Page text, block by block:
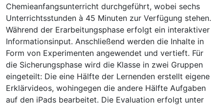
Chemieanfangsunterricht durchgeführt, wobei sechs
Unterrichtsstunden à 45 Minuten zur Verfügung stehen.
Während der Erarbeitungsphase erfolgt ein interaktiver
Informationsinput. Anschließend werden die Inhalte in
Form von Experimenten angewendet und vertieft. Für
die Sicherungsphase wird die Klasse in zwei Gruppen
eingeteilt: Die eine Hälfte der Lernenden erstellt eigene
Erklärvideos, wohingegen die andere Hälfte Aufgaben
auf den iPads bearbeitet. Die Evaluation erfolgt unter